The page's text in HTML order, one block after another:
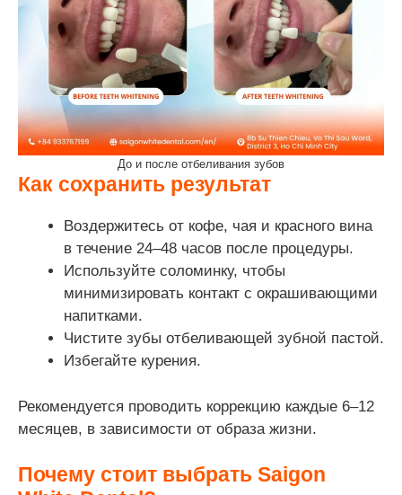
До и после отбеливания зубов
Как сохранить результат
Воздержитесь от кофе, чая и красного вина
в течение 24–48 часов после процедуры.
Используйте соломинку, чтобы
минимизировать контакт с окрашивающими
напитками.
Чистите зубы отбеливающей зубной пастой.
Избегайте курения.
Рекомендуется проводить коррекцию каждые 6–12
месяцев, в зависимости от образа жизни.
Почему стоит выбрать Saigon